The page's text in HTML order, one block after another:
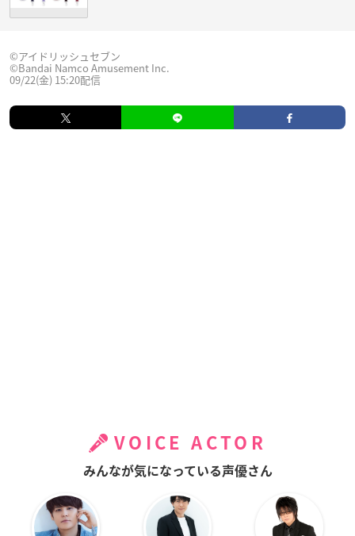
©アイドリッシュセブン
©Bandai Namco Amusement Inc.
09/22(金) 15:20配信
VOICE ACTOR
みんなが気になっている声優さん